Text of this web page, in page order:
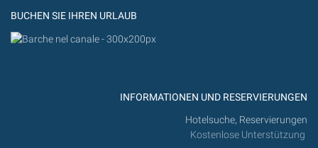
BUCHEN SIE IHREN URLAUB
INFORMATIONEN UND RESERVIERUNGEN
Hotelsuche, Reservierungen
Kostenlose Unterstützung